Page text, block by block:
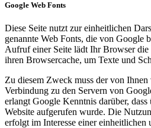
Google Web Fonts
Diese Seite nutzt zur einheitlichen
genannte Web Fonts, die von Google
Aufruf einer Seite lädt Ihr Browser die
ihren Browsercache, um Texte und
Zu diesem Zweck muss der von
Verbindung zu den Servern von
erlangt Google Kenntnis darüber,
Website aufgerufen wurde. Die
erfolgt im Interesse einer einheitlichen